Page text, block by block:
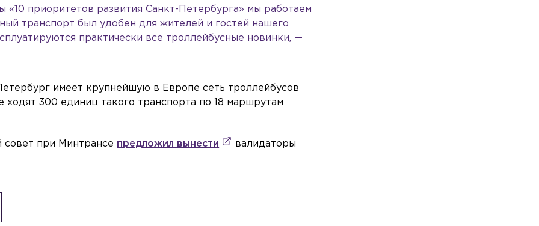
«10 приоритетов развития Санкт-Петербурга» мы работаем
транспорт был удобен для жителей и гостей нашего
практически все троллейбусные новинки, —
имеет крупнейшую в Европе сеть троллейбусов
ходят 300 единиц такого транспорта по 18 маршрутам
совет при Минтрансе предложил вынести
валидаторы